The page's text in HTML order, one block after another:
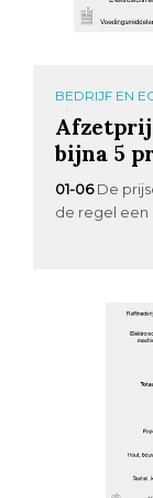
BEDRIJF EN
bijna 5
01-06 De
de regel een